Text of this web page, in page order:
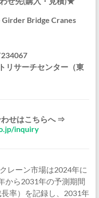
Bridge Cranes
リサーチセンター（東
せはこちらへ ⇒
inquiry
レーン市場は2024年に
から2031年の予測期間
率）を記録し、2031年